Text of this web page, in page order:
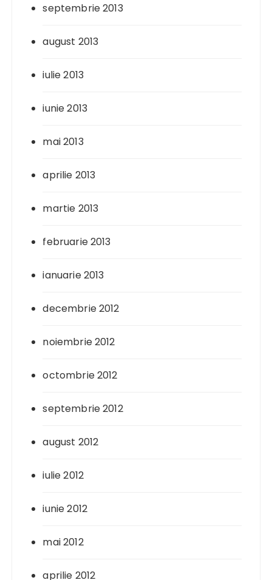
septembrie 2013
august 2013
iulie 2013
iunie 2013
mai 2013
aprilie 2013
martie 2013
februarie 2013
ianuarie 2013
decembrie 2012
noiembrie 2012
octombrie 2012
septembrie 2012
august 2012
iulie 2012
iunie 2012
mai 2012
aprilie 2012